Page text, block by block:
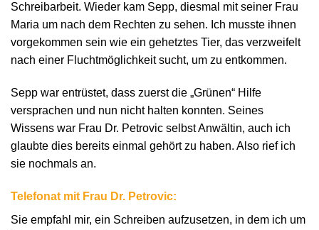
Schreibarbeit. Wieder kam Sepp, diesmal mit seiner Frau
Maria um nach dem Rechten zu sehen. Ich musste ihnen
vorgekommen sein wie ein gehetztes Tier, das verzweifelt
nach einer Fluchtmöglichkeit sucht, um zu entkommen.
Sepp war entrüstet, dass zuerst die „Grünen“ Hilfe
versprachen und nun nicht halten konnten. Seines
Wissens war Frau Dr. Petrovic selbst Anwältin, auch ich
glaubte dies bereits einmal gehört zu haben. Also rief ich
sie nochmals an.
Telefonat mit Frau Dr. Petrovic:
Sie empfahl mir, ein Schreiben aufzusetzen, in dem ich um